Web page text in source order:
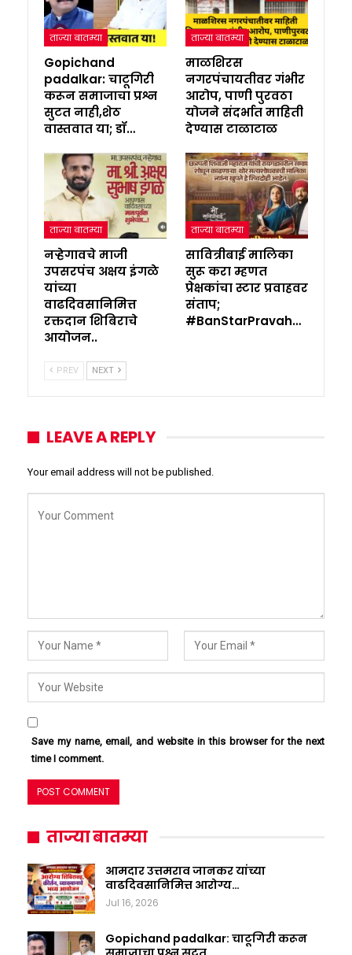
ताज्या बातम्या
Gopichand
padalkar: चाटूगिरी
करून समाजाचा प्रश्न
सुटत नाही,शेठ
वास्तवात या; डॉ…
ताज्या बातम्या
माळशिरस
नगरपंचायतीवर गंभीर
आरोप, पाणी पुरवठा
योजने संदर्भात माहिती
देण्यास टाळाटाळ
ताज्या बातम्या
नऱ्हेगावचे माजी
उपसरपंच अक्षय इंगळे
यांच्या
वाढदिवसानिमित्त
रक्तदान शिबिराचे
आयोजन..
ताज्या बातम्या
सावित्रीबाई मालिका
सुरू करा म्हणत
प्रेक्षकांचा स्टार प्रवाहवर
संताप;
#BanStarPravah…
PREV NEXT
LEAVE A REPLY
Your email address will not be published.
Save my name, email, and website in this browser for the next
time I comment.
ताज्या बातम्या
आमदार उत्तमराव जानकर यांच्या
वाढदिवसानिमित्त आरोग्य…
Jul 16, 2026
Gopichand padalkar: चाटूगिरी करून